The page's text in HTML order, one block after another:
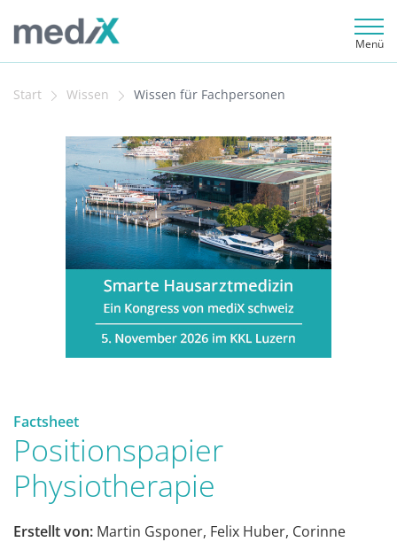
Menü
Start Wissen Wissen für Fachpersonen
Factsheet
Positionspapier
Physiotherapie
Erstellt von: Martin Gsponer, Felix Huber, Corinne